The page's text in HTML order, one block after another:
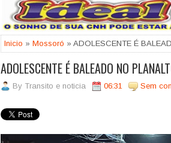
Inicio » Mossoró » ADOLESCENTE É
ADOLESCENTE É BALEADO NO
By Transito e noticia 06:31 Sem